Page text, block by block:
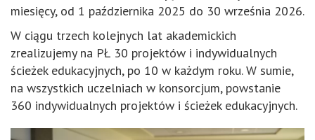
miesięcy, od 1 października 2025 do 30 września 2026.
W ciągu trzech kolejnych lat akademickich
zrealizujemy na PŁ 30 projektów i indywidualnych
ścieżek edukacyjnych, po 10 w każdym roku. W sumie,
na wszystkich uczelniach w konsorcjum, powstanie
360 indywidualnych projektów i ścieżek edukacyjnych.